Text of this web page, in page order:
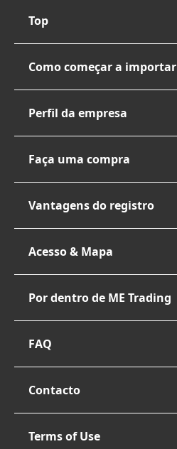
Top
Como começar a importar
Perfil da empresa
Faça uma compra
Vantagens do registro
Acesso & Mapa
Por dentro de ME Trading
FAQ
Contacto
Terms of Use